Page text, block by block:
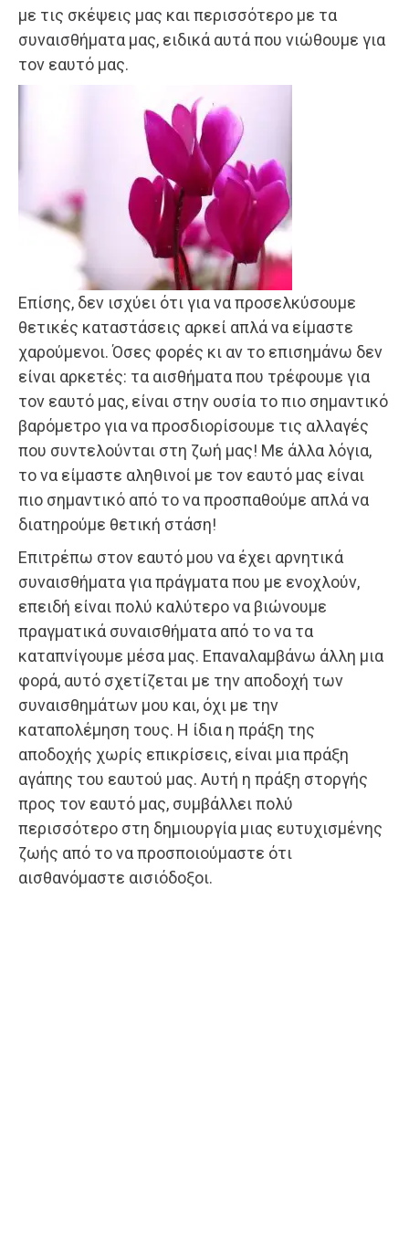
με τις σκέψεις μας και περισσότερο με τα
συναισθήματα μας, ειδικά αυτά που νιώθουμε για
τον εαυτό μας.
Επίσης, δεν ισχύει ότι για να προσελκύσουμε
θετικές καταστάσεις αρκεί απλά να είμαστε
χαρούμενοι. Όσες φορές κι αν το επισημάνω δεν
είναι αρκετές: τα αισθήματα που τρέφουμε για
τον εαυτό μας, είναι στην ουσία το πιο σημαντικό
βαρόμετρο για να προσδιορίσουμε τις αλλαγές
που συντελούνται στη ζωή μας! Με άλλα λόγια,
το να είμαστε αληθινοί με τον εαυτό μας είναι
πιο σημαντικό από το να προσπαθούμε απλά να
διατηρούμε θετική στάση!
Επιτρέπω στον εαυτό μου να έχει αρνητικά
συναισθήματα για πράγματα που με ενοχλούν,
επειδή είναι πολύ καλύτερο να βιώνουμε
πραγματικά συναισθήματα από το να τα
καταπνίγουμε μέσα μας. Επαναλαμβάνω άλλη μια
φορά, αυτό σχετίζεται με την αποδοχή των
συναισθημάτων μου και, όχι με την
καταπολέμηση τους. Η ίδια η πράξη της
αποδοχής χωρίς επικρίσεις, είναι μια πράξη
αγάπης του εαυτού μας. Αυτή η πράξη στοργής
προς τον εαυτό μας, συμβάλλει πολύ
περισσότερο στη δημιουργία μιας ευτυχισμένης
ζωής από το να προσποιούμαστε ότι
αισθανόμαστε αισιόδοξοι.